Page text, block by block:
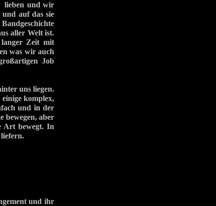
und wir
auf das sie
aller Welt ist.
Zeit mit
was wir auch
Job
uns liegen.
komplex,
und in der
bewegen, aber
Art bewegt. In
liefern.
und ihr